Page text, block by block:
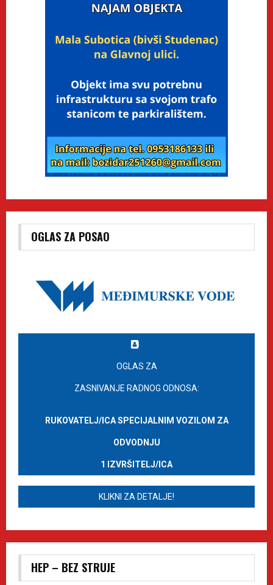
OGLAS ZA POSAO
OGLAS ZA
ZASNIVANJE RADNOG ODNOSA:
RUKOVATELJ/ICA SPECIJALNIM VOZILOM ZA
ODVODNJU
1 IZVRŠITELJ/ICA
KLIKNI ZA DETALJE!
HEP – BEZ STRUJE